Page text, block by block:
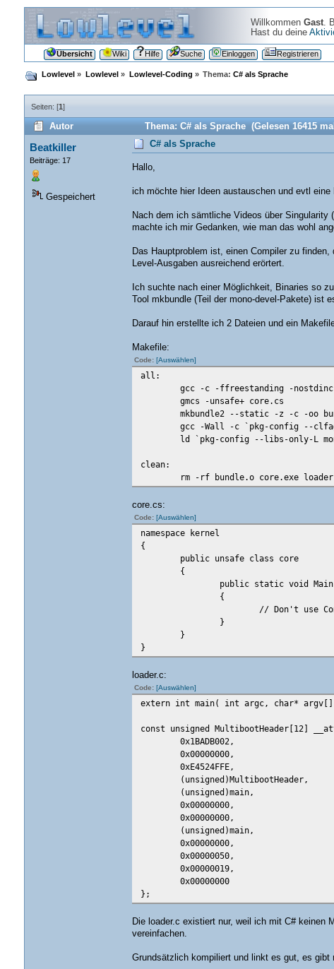
Willkommen Gast.
Hast du deine
Übersicht Wiki Hilfe Suche Einloggen Registrieren
Lowlevel » Lowlevel » Lowlevel-Coding » Thema:C# als Sprache
Seiten: [1]
Autor Thema: C# als Sprache (Gelesen 16415
Beatkiller
Beiträge: 17
Gespeichert
C# als Sprache
Hallo,
ich möchte hier Ideen austauschen und evtl
Nach dem ich sämtliche Videos über Singularity (
machte ich mir Gedanken, wie man das wohl
Das Hauptproblem ist, einen Compiler zu
Level-Ausgaben ausreichend erörtert.
Ich suchte nach einer Möglichkeit, Binaries so
Tool mkbundle (Teil der mono-devel-Pakete)
Darauf hin erstellte ich 2 Dateien und ein
Makefile:
Code: [Auswählen]
all:
gcc -c -ffreestanding -
gmcs -unsafe+ core.cs
mkbundle2 --static -z -c -oo
gcc -Wall -c `pkg-config --
ld `pkg-config --libs-only-L
clean:
rm -rf bundle.o core.exe
core.cs:
Code: [Auswählen]
namespace kernel
{
public unsafe class core
{
public static void
{
// Don't use
}
}
}
loader.c:
Code: [Auswählen]
extern int main( int argc, char*
const unsigned MultibootHeader[12]
0x1BADB002,
0x00000000,
0xE4524FFE,
(unsigned)MultibootHeader,
(unsigned)main,
0x00000000,
0x00000000,
(unsigned)main,
0x00000000,
0x00000050,
0x00000019,
0x00000000
};
Die loader.c existiert nur, weil ich mit C# keinen
vereinfachen.
Grundsätzlich kompiliert und linkt es gut, es gibt